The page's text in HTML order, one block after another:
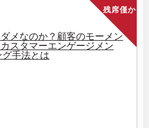
残席僅か
メなのか？顧客のモーメン
スタマーエンゲージメン
グ手法とは